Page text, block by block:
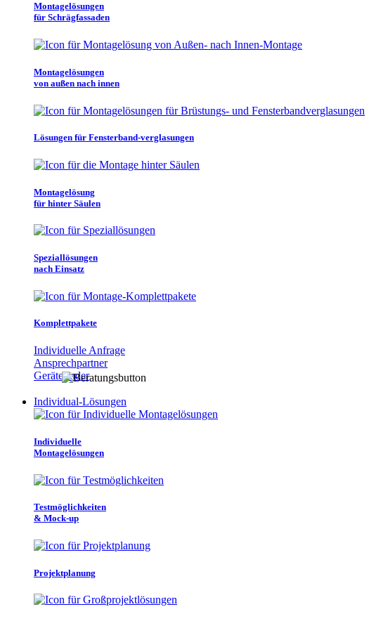
Montagelösungen
für Schrägfassaden
Montagelösungen
von außen nach innen
Lösungen für Fensterband-verglasungen
Montagelösung
für hinter Säulen
Speziallösungen
nach Einsatz
Komplettpakete
Individuelle Anfrage
Ansprechpartner
Gerätefinder
Individual-Lösungen
Individuelle
Montagelösungen
Testmöglichkeiten
& Mock-up
Projektplanung